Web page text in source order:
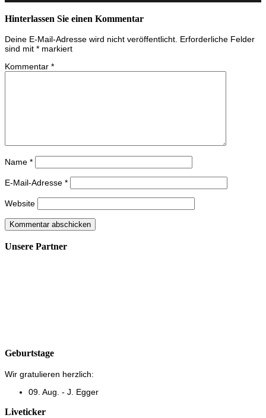
Hinterlassen Sie einen Kommentar
Deine E-Mail-Adresse wird nicht veröffentlicht. Erforderliche Felder
sind mit * markiert
Kommentar *
Name *
E-Mail-Adresse *
Website
Unsere Partner
Geburtstage
Wir gratulieren herzlich:
09. Aug. - J. Egger
Liveticker